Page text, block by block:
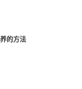
的方法